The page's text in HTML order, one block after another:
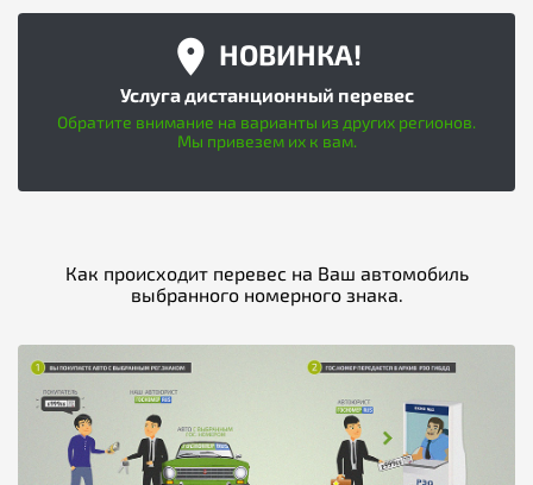
НОВИНКА!
Услуга дистанционный перевес
Обратите внимание на варианты из других регионов.
Мы привезем их к вам.
Как происходит перевес на Ваш автомобиль
выбранного номерного знака.